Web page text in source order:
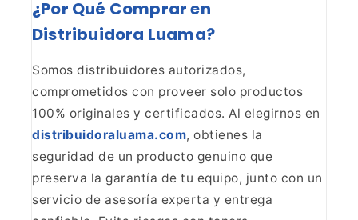
¿Por Qué Comprar en
Distribuidora Luama?
Somos distribuidores autorizados,
comprometidos con proveer solo productos
100% originales y certificados. Al elegirnos en
distribuidoraluama.com, obtienes la
seguridad de un producto genuino que
preserva la garantía de tu equipo, junto con un
servicio de asesoría experta y entrega